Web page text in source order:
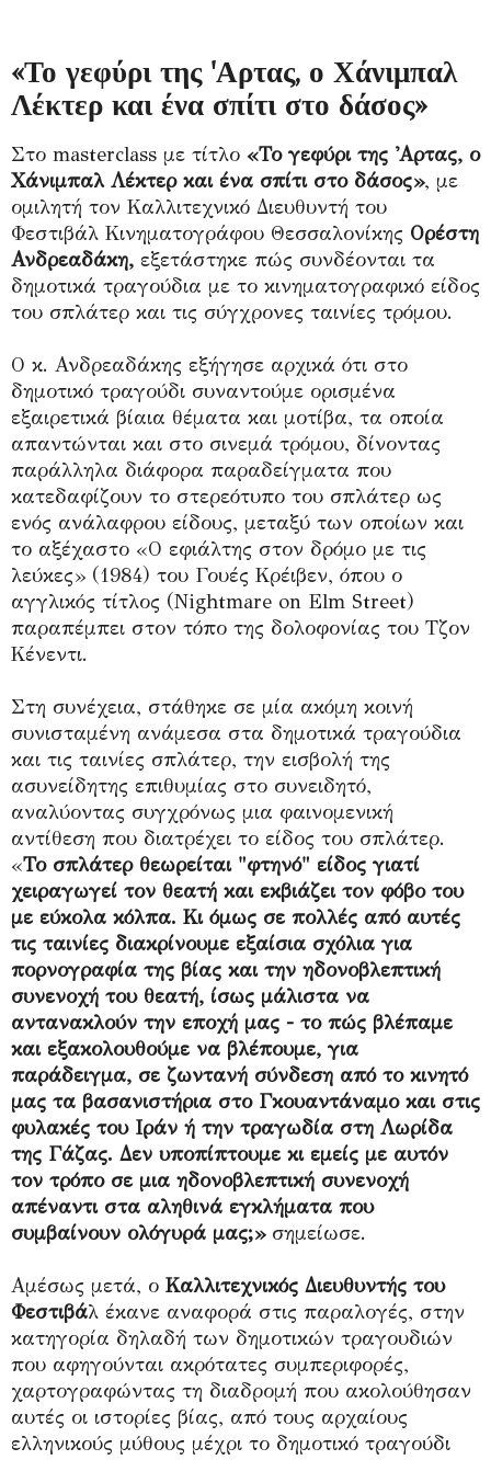
«Το γεφύρι της 'Αρτας, ο Χάνιμπαλ
Λέκτερ και ένα σπίτι στο δάσος»
Στο masterclass με τίτλο «Το γεφύρι της 'Αρτας, ο
Χάνιμπαλ Λέκτερ και ένα σπίτι στο δάσος», με
ομιλητή τον Καλλιτεχνικό Διευθυντή του
Φεστιβάλ Κινηματογράφου Θεσσαλονίκης Ορέστη
Ανδρεαδάκη, εξετάστηκε πώς συνδέονται τα
δημοτικά τραγούδια με το κινηματογραφικό είδος
του σπλάτερ και τις σύγχρονες ταινίες τρόμου.
Ο κ. Ανδρεαδάκης εξήγησε αρχικά ότι στο
δημοτικό τραγούδι συναντούμε ορισμένα
εξαιρετικά βίαια θέματα και μοτίβα, τα οποία
απαντώνται και στο σινεμά τρόμου, δίνοντας
παράλληλα διάφορα παραδείγματα που
κατεδαφίζουν το στερεότυπο του σπλάτερ ως
ενός ανάλαφρου είδους, μεταξύ των οποίων και
το αξέχαστο «Ο εφιάλτης στον δρόμο με τις
λεύκες» (1984) του Γουές Κρέιβεν, όπου ο
αγγλικός τίτλος (Nightmare on Elm Street)
παραπέμπει στον τόπο της δολοφονίας του Τζον
Κένεντι.
Στη συνέχεια, στάθηκε σε μία ακόμη κοινή
συνισταμένη ανάμεσα στα δημοτικά τραγούδια
και τις ταινίες σπλάτερ, την εισβολή της
ασυνείδητης επιθυμίας στο συνειδητό,
αναλύοντας συγχρόνως μια φαινομενική
αντίθεση που διατρέχει το είδος του σπλάτερ.
«Το σπλάτερ θεωρείται "φτηνό" είδος γιατί
χειραγωγεί τον θεατή και εκβιάζει τον φόβο του
με εύκολα κόλπα. Κι όμως σε πολλές από αυτές
τις ταινίες διακρίνουμε εξαίσια σχόλια για
πορνογραφία της βίας και την ηδονοβλεπτική
συνενοχή του θεατή, ίσως μάλιστα να
αντανακλούν την εποχή μας - το πώς βλέπαμε
και εξακολουθούμε να βλέπουμε, για
παράδειγμα, σε ζωντανή σύνδεση από το κινητό
μας τα βασανιστήρια στο Γκουαντάναμο και στις
φυλακές του Ιράν ή την τραγωδία στη Λωρίδα
της Γάζας. Δεν υποπίπτουμε κι εμείς με αυτόν
τον τρόπο σε μια ηδονοβλεπτική συνενοχή
απέναντι στα αληθινά εγκλήματα που
συμβαίνουν ολόγυρά μας;»σημείωσε.
Αμέσως μετά, ο Καλλιτεχνικός Διευθυντής του
Φεστιβάλ έκανε αναφορά στις παραλογές, στην
κατηγορία δηλαδή των δημοτικών τραγουδιών
που αφηγούνται ακρότατες συμπεριφορές,
χαρτογραφώντας τη διαδρομή που ακολούθησαν
αυτές οι ιστορίες βίας, από τους αρχαίους
ελληνικούς μύθους μέχρι το δημοτικό τραγούδι